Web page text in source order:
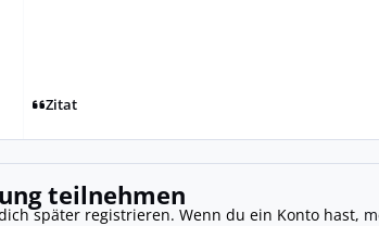
Zitat
teilnehmen
später registrieren. Wenn du ein Konto hast,